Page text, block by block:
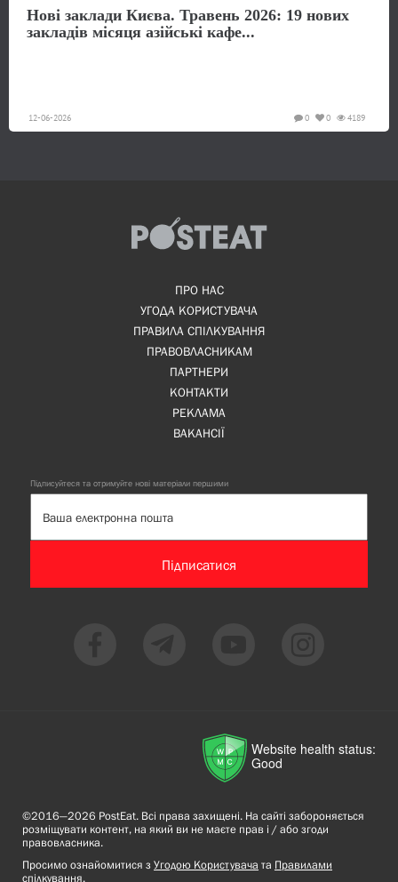
Нові заклади Києва. Травень 2026: 19 нових
закладів місяця азійські кафе...
12-06-2026 4189
0
0
ПРО НАС
УГОДА КОРИСТУВАЧА
ПРАВИЛА СПІЛКУВАННЯ
ПРАВОВЛАСНИКАМ
ПАРТНЕРИ
КОНТАКТИ
РЕКЛАМА
ВАКАНСІЇ
Підписуйтеся та отримуйте нові матеріали першими
Підписатися
Website health status:
Good
©2016—2026 PostEat. Всі права захищені. На сайті забороняється
розміщувати контент, на який ви не маєте прав і / або згоди
правовласника.
Просимо ознайомитися з Угодою Користувача та Правилами
спілкування.